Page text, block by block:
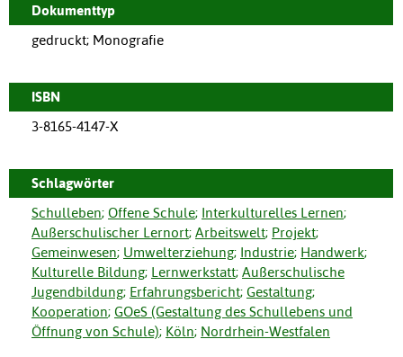
Dokumenttyp
gedruckt; Monografie
ISBN
3-8165-4147-X
Schlagwörter
Schulleben; Offene Schule; Interkulturelles Lernen;
Außerschulischer Lernort; Arbeitswelt; Projekt;
Gemeinwesen; Umwelterziehung; Industrie; Handwerk;
Kulturelle Bildung; Lernwerkstatt; Außerschulische
Jugendbildung; Erfahrungsbericht; Gestaltung;
Kooperation; GOeS (Gestaltung des Schullebens und
Öffnung von Schule); Köln; Nordrhein-Westfalen